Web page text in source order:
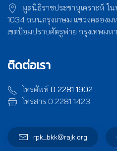
มูลนิธิราชประชานุเคราะห์ ใ
1034 ถนนกรุงเกษม แขวงคลองม
เขตป้อมปราบศัตรูพ่าย กรุงเทพมห
ติดต่อเรา
โทรศัพท์ 0 2281 1902
โทรสาร 0 2281 1423
rpk_bkk@rajk.org